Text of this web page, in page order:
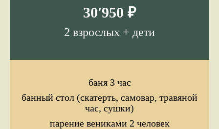
30'950 ₽
2 взрослых + дети
баня 3 час
банный стол (скатерть, самовар, травяной
час, сушки)
парение вениками 2 человек